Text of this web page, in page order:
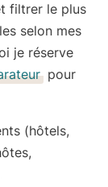
filtrer le plus
selon mes
je réserve
pour
(hôtels,